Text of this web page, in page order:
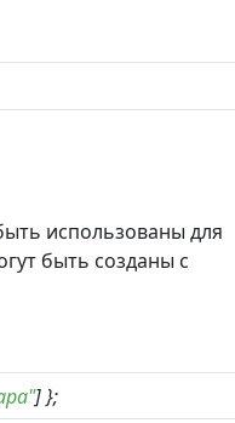
использованы для
быть созданы с
] };